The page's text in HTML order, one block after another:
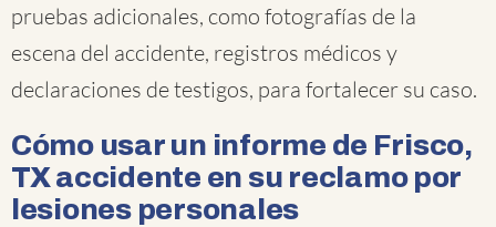
pruebas adicionales, como fotografías de la
escena del accidente, registros médicos y
declaraciones de testigos, para fortalecer su caso.
Cómo usar un informe de Frisco,
TX accidente en su reclamo por
lesiones personales